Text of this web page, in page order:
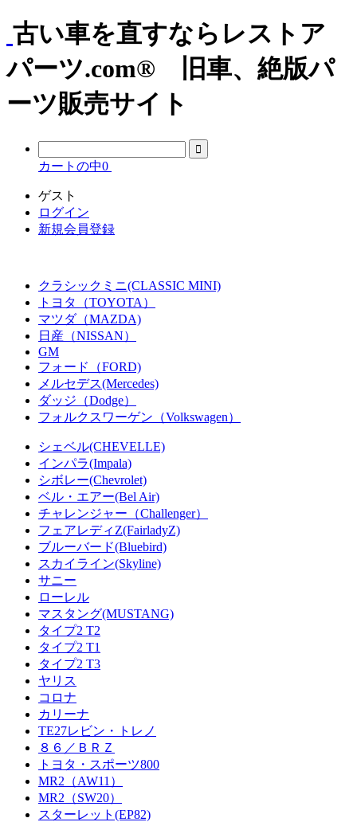
古い車を直すならレストア
パーツ.com® 旧車、絶版パ
ーツ販売サイト
カートの中0
ゲスト
ログイン
新規会員登録
クラシックミニ(CLASSIC MINI)
トヨタ（TOYOTA）
マツダ（MAZDA)
日産（NISSAN）
GM
フォード（FORD)
メルセデス(Mercedes)
ダッジ（Dodge）
フォルクスワーゲン（Volkswagen）
シェベル(CHEVELLE)
インパラ(Impala)
シボレー(Chevrolet)
ベル・エアー(Bel Air)
チャレンジャー（Challenger）
フェアレディZ(FairladyZ)
ブルーバード(Bluebird)
スカイライン(Skyline)
サニー
ローレル
マスタング(MUSTANG)
タイプ2 T2
タイプ2 T1
タイプ2 T3
ヤリス
コロナ
カリーナ
TE27レビン・トレノ
８６／ＢＲＺ
トヨタ・スポーツ800
MR2（AW11）
MR2（SW20）
スターレット(EP82)